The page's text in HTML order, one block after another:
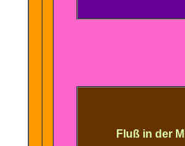
Fluß in der